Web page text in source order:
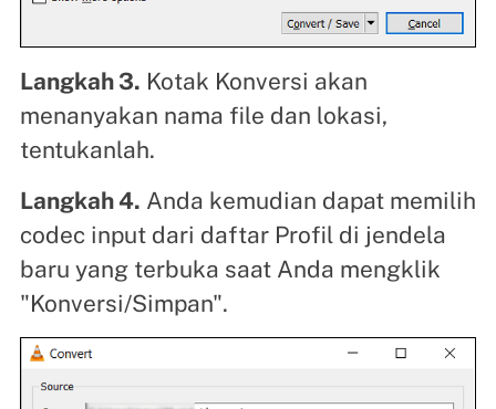
Langkah 3. Kotak Konversi akan
menanyakan nama file dan lokasi,
tentukanlah.
Langkah 4. Anda kemudian dapat memilih
codec input dari daftar Profil di jendela
baru yang terbuka saat Anda mengklik
"Konversi/Simpan".